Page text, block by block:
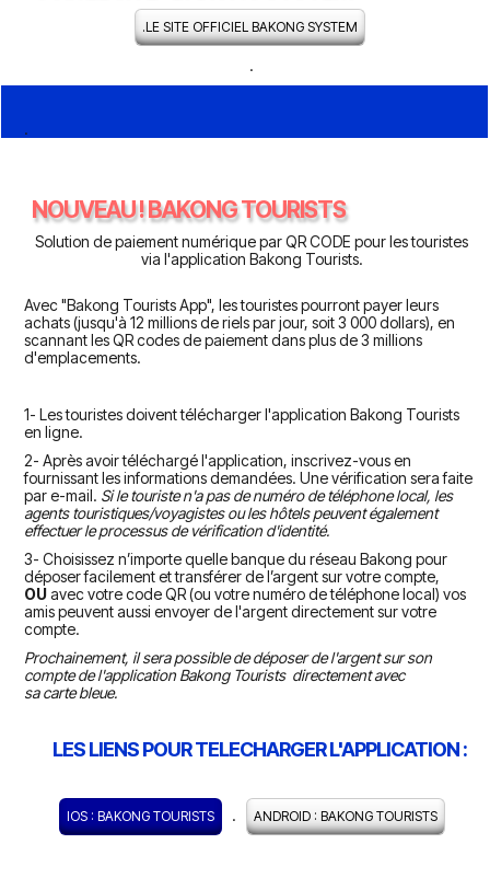
.LE SITE OFFICIEL BAKONG SYSTEM
.
.
NOUVEAU ! BAKONG TOURISTS
Solution de paiement numérique par QR CODE pour les touristes
via l'application Bakong Tourists.
Avec "Bakong Tourists App", les touristes pourront payer leurs
achats (jusqu'à 12 millions de riels par jour, soit 3 000 dollars), en
scannant les QR codes de paiement dans plus de 3 millions
d'emplacements.
1- Les touristes doivent télécharger l'application Bakong Tourists
en ligne.
2- Après avoir téléchargé l'application, inscrivez-vous en
fournissant les informations demandées. Une vérification sera faite
par e-mail. Si le touriste n'a pas de numéro de téléphone local, les
agents touristiques/voyagistes ou les hôtels peuvent également
effectuer le processus de vérification d'identité.
3- Choisissez n’importe quelle banque du réseau Bakong pour
déposer facilement et transférer de l’argent sur votre compte,
OUavec votre code QR (ou votre numéro de téléphone local) vos
amis peuvent aussi envoyer de l'argent directement sur votre
compte.
Prochainement, il sera possible de déposer de l'argent sur son
compte de l'application Bakong Tourists directement avec
sa carte bleue.
LES LIENS POUR TELECHARGER L'APPLICATION :
IOS : BAKONG TOURISTS . ANDROID : BAKONG TOURISTS